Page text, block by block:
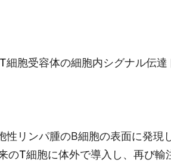
T細胞受容体の細胞内シグナル伝
リンパ腫のB細胞の表面に発
のT細胞に体外で導入し、再び輸